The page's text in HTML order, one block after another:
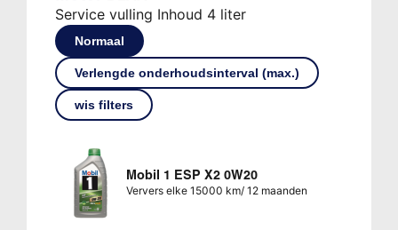
Service vulling Inhoud 4 liter
Normaal
Verlengde onderhoudsinterval (max.)
wis filters
Mobil 1 ESP X2 0W20
Ververs elke 15000 km/ 12 maanden